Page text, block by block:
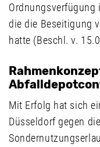
die die Beseitigung
hatte (Beschl. v.
Mit Erfolg hat sich
Düsseldorf gegen